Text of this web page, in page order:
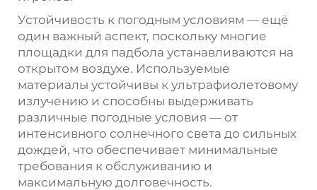
Устойчивость к погодным условиям — ещё
один важный аспект, поскольку многие
площадки для падбола устанавливаются на
открытом воздухе. Используемые
материалы устойчивы к ультрафиолетовому
излучению и способны выдерживать
различные погодные условия — от
интенсивного солнечного света до сильных
дождей, что обеспечивает минимальные
требования к обслуживанию и
максимальную долговечность.